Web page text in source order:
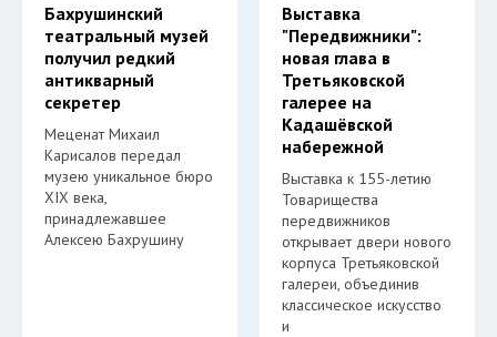
Бахрушинский
театральный музей
получил редкий
антикварный
секретер
Меценат Михаил
Карисалов передал
музею уникальное бюро
XIX века,
принадлежавшее
Алексею Бахрушину
Выставка
"Передвижники":
новая глава в
Третьяковской
галерее на
Кадашёвской
набережной
Выставка к 155-летию
Товарищества
передвижников
открывает двери нового
корпуса Третьяковской
галереи, объединив
классическое искусство
и